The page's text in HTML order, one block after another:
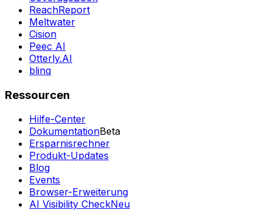
ReachReport
Meltwater
Cision
Peec AI
Otterly.AI
blinq
Ressourcen
Hilfe-Center
DokumentationBeta
Ersparnisrechner
Produkt-Updates
Blog
Events
Browser-Erweiterung
AI Visibility CheckNeu